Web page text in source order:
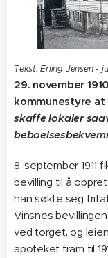
Tekst: Erling Jensen -
29. november
kommunestyre
skaffelokaler
8. september 1911
bevilling til å
han søkte seg
Vinsnes
ved torget, og
apoteket fram til